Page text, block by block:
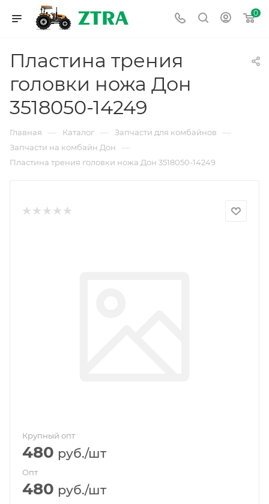
0
Пластина трения
головки ножа Дон
3518050-14249
Главная — Каталог — Запчасти для комбайнов —
Запчасти на комбайн Дон —
Пластина трения головки ножа Дон 3518050-14249
Крупный опт
480 руб./шт
Опт
480 руб./шт